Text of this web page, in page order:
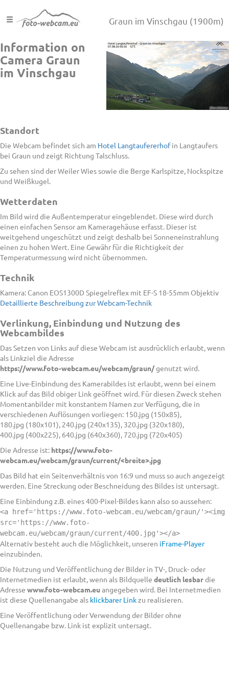
Graun im Vinschgau (1900m)
Information on
Camera Graun
im Vinschgau
Standort
Die Webcam befindet sich am Hotel Langtaufererhofin Langtaufers
bei Graun und zeigt Richtung Talschluss.
Zu sehen sind der Weiler Wies sowie die Berge Karlspitze, Nockspitze
und Weißkugel.
Wetterdaten
Im Bild wird die Außentemperatur eingeblendet. Diese wird durch
einen einfachen Sensor am Kameragehäuse erfasst. Dieser ist
weitgehend ungeschützt und zeigt deshalb bei Sonneneinstrahlung
einen zu hohen Wert. Eine Gewähr für die Richtigkeit der
Temperaturmessung wird nicht übernommen.
Technik
Kamera: Canon EOS1300D Spiegelreflex mit EF-S 18-55mm Objektiv
Detaillierte Beschreibung zur Webcam-Technik
Verlinkung, Einbindung und Nutzung des
Webcambildes
Das Setzen von Links auf diese Webcam ist ausdrücklich erlaubt, wenn
als Linkziel die Adresse
https://www.foto-webcam.eu/webcam/graun/genutzt wird.
Eine Live-Einbindung des Kamerabildes ist erlaubt, wenn bei einem
Klick auf das Bild obiger Link geöffnet wird. Für diesen Zweck stehen
Momentanbilder mit konstantem Namen zur Verfügung, die in
verschiedenen Auflösungen vorliegen: 150.jpg (150x85),
180.jpg (180x101), 240.jpg (240x135), 320.jpg (320x180),
400.jpg (400x225), 640.jpg (640x360), 720.jpg (720x405)
Die Adresse ist: https://www.foto-
webcam.eu/webcam/graun/current/<breite>.jpg
Das Bild hat ein Seitenverhältnis von 16:9 und muss so auch angezeigt
werden. Eine Streckung oder Beschneidung des Bildes ist untersagt.
Eine Einbindung z.B. eines 400-Pixel-Bildes kann also so aussehen:
<a href='https://www.foto-webcam.eu/webcam/graun/'><img
src='https://www.foto-
webcam.eu/webcam/graun/current/400.jpg'></a>
Alternativ besteht auch die Möglichkeit, unseren iFrame-Player
einzubinden.
Die Nutzung und Veröffentlichung der Bilder in TV-, Druck- oder
Internetmedien ist erlaubt, wenn als Bildquelle deutlich lesbardie
Adresse www.foto-webcam.euangegeben wird. Bei Internetmedien
ist diese Quellenangabe als klickbarer Linkzu realisieren.
Eine Veröffentlichung oder Verwendung der Bilder ohne
Quellenangabe bzw. Link ist explizit untersagt.